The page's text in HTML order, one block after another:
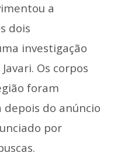
a
dois
investigação
Os corpos
foram
do anúncio
por